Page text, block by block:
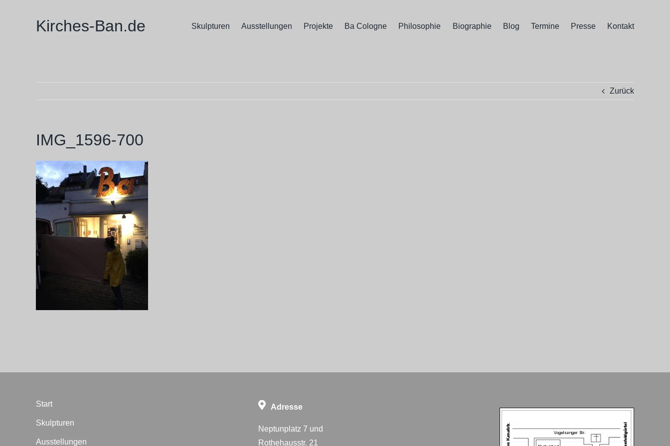
Kirches-Ban.de Skulpturen Ausstellungen Projekte Ba Cologne Philosophie Biographie Blog Termine Presse Kontakt
Zurück
IMG_1596-700
Start
Skulpturen
Ausstellungen
Adresse
Neptunplatz 7 und
Rothehausstr. 21